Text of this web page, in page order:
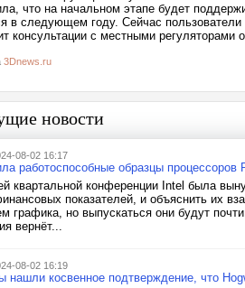
что на начальном этапе будет
в следующем году. Сейчас
консультации с местными регуляторами
3Dnews.ru
новости
08-02 16:17
работоспособные образцы
квартальной конференции Intel была
показателей, и объяснить их
графика, но выпускаться они будут
вернёт...
08-02 16:19
нашли косвенное подтверждение, что